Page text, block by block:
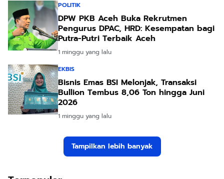
POLITIK
DPW PKB Aceh Buka Rekrutmen
Pengurus DPAC, HRD: Kesempatan bagi
Putra-Putri Terbaik Aceh
1 minggu yang lalu
EKBIS
Bisnis Emas BSI Melonjak, Transaksi
Bullion Tembus 8,06 Ton hingga Juni
2026
1 minggu yang lalu
Tampilkan lebih banyak